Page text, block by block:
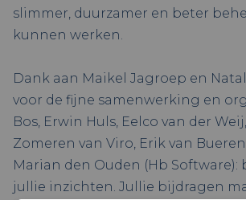
slimmer, duurzamer en beter
kunnen werken.
Dank aan Maikel Jagroep en
voor de fijne samenwerking en
Bos, Erwin Huls, Eelco van der
Zomeren van Viro, Erik van
Marian den Ouden (Hb Software):
jullie inzichten. Jullie bijdragen